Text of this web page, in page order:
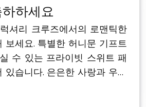
하세요
셔리 크루즈에서의 로맨틱한
보세요. 특별한 허니문 기프트
수 있는 프라이빗 스위트 패
있습니다. 은은한 사랑과 우아
보세요.